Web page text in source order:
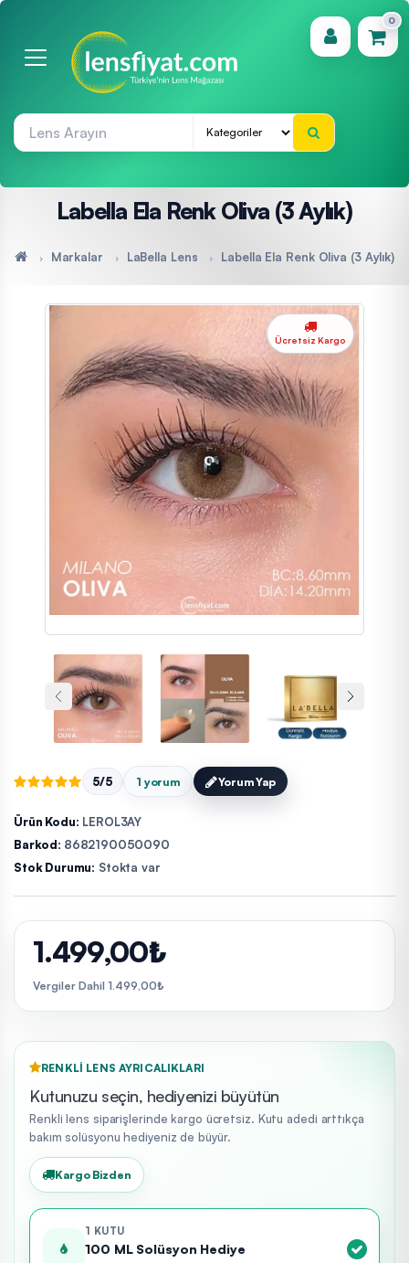
0
(0)
Labella Ela Renk Oliva (3 Aylık)
Markalar LaBella Lens Labella Ela Renk Oliva (3 Aylık)
Ücretsiz Kargo
5/5 1 yorum Yorum Yap
Ürün Kodu: LEROL3AY
Barkod: 8682190050090
Stok Durumu: Stokta var
1.499,00₺
Vergiler Dahil 1.499,00₺
RENKLI LENS AYRICALIKLARI
Kutunuzu seçin, hediyenizi büyütün
Renkli lens siparişlerinde kargo ücretsiz. Kutu adedi arttıkça
bakım solüsyonu hediyeniz de büyür.
Kargo Bizden
1 KUTU
100 ML Solüsyon Hediye